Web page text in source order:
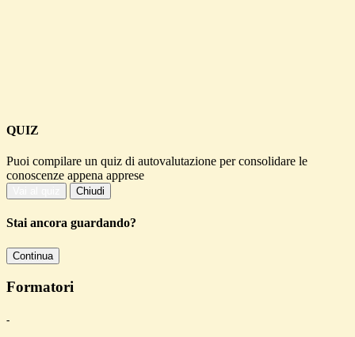
QUIZ
Puoi compilare un quiz di autovalutazione per consolidare le
conoscenze appena apprese
Chiudi
Stai ancora guardando?
Continua
Formatori
-